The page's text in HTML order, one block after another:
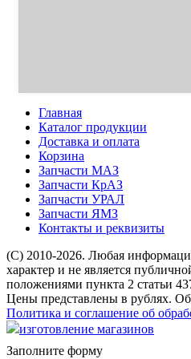
Главная
Каталог продукции
Доставка и оплата
Корзина
Запчасти МАЗ
Запчасти КрАЗ
Запчасти УРАЛ
Запчасти ЯМЗ
Контакты и реквизиты
(C) 2010-2026. Любая
характер и не является
положениями пункта 2 статьи
Цены представлены в рублях.
Политика и соглашение об
изготовление магазинов
Заполните форму